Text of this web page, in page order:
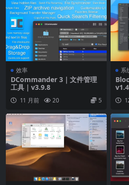
效率
DCommander 3｜文件管理
工具｜v3.9.8
11 月前 20 5
系